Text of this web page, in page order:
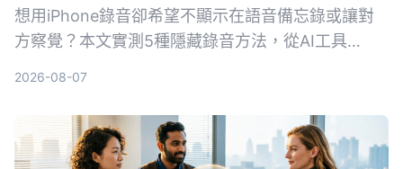
想用iPhone錄音卻希望不顯示在語音備忘錄或讓對
方察覺？本文實測5種隱藏錄音方法，從AI工具
2026-08-07